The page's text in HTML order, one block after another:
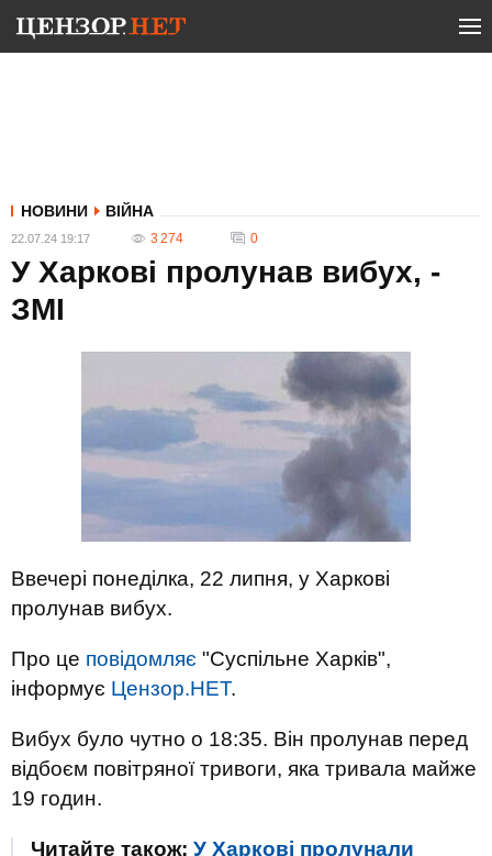
НОВИНИ ВІЙНА
22.07.24 19:17 3 274 0
У Харкові пролунав вибух, -
ЗМІ
Ввечері понеділка, 22 липня, у Харкові
пролунав вибух.
Про це повідомляє "Суспільне Харків",
інформує Цензор.НЕТ.
Вибух було чутно о 18:35. Він пролунав перед
відбоєм повітряної тривоги, яка тривала майже
19 годин.
Читайте також: У Харкові пролунали